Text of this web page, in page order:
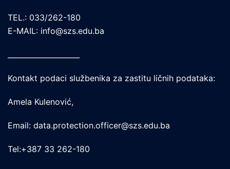
TEL.: 033/262-180
E-MAIL: info@szs.edu.ba
Kontakt podaci službenika za zastitu ličnih podataka:
Amela Kulenović,
Email: data.protection.officer@szs.edu.ba
Tel:+387 33 262-180